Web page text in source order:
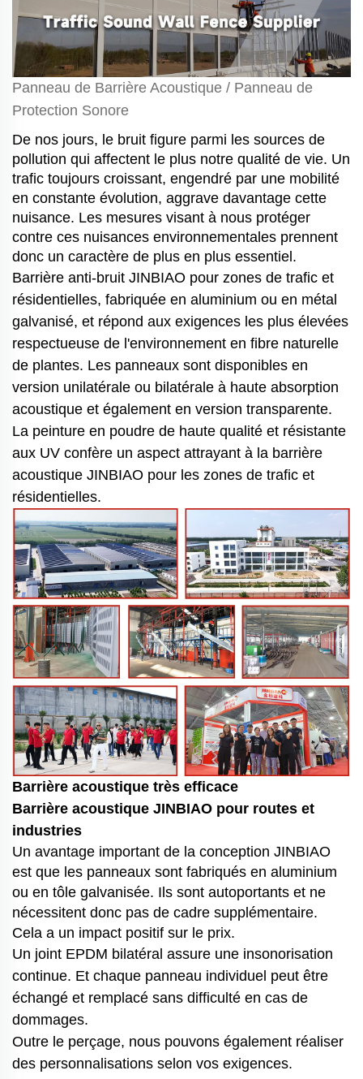
Panneau de Barrière Acoustique / Panneau de
Protection Sonore
De nos jours, le bruit figure parmi les sources de
pollution qui affectent le plus notre qualité de vie. Un
trafic toujours croissant, engendré par une mobilité
en constante évolution, aggrave davantage cette
nuisance. Les mesures visant à nous protéger
contre ces nuisances environnementales prennent
donc un caractère de plus en plus essentiel.
Barrière anti-bruit JINBIAO pour zones de trafic et
résidentielles, fabriquée en aluminium ou en métal
galvanisé, et répond aux exigences les plus élevées
respectueuse de l'environnement en fibre naturelle
de plantes. Les panneaux sont disponibles en
version unilatérale ou bilatérale à haute absorption
acoustique et également en version transparente.
La peinture en poudre de haute qualité et résistante
aux UV confère un aspect attrayant à la barrière
acoustique JINBIAO pour les zones de trafic et
résidentielles.
Barrière acoustique très efficace
Barrière acoustique JINBIAO pour routes et
industries
Un avantage important de la conception JINBIAO
est que les panneaux sont fabriqués en aluminium
ou en tôle galvanisée. Ils sont autoportants et ne
nécessitent donc pas de cadre supplémentaire.
Cela a un impact positif sur le prix.
Un joint EPDM bilatéral assure une insonorisation
continue. Et chaque panneau individuel peut être
échangé et remplacé sans difficulté en cas de
dommages.
Outre le perçage, nous pouvons également réaliser
des personnalisations selon vos exigences.